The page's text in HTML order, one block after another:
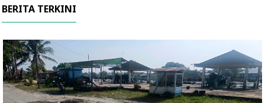
BERITA TERKINI